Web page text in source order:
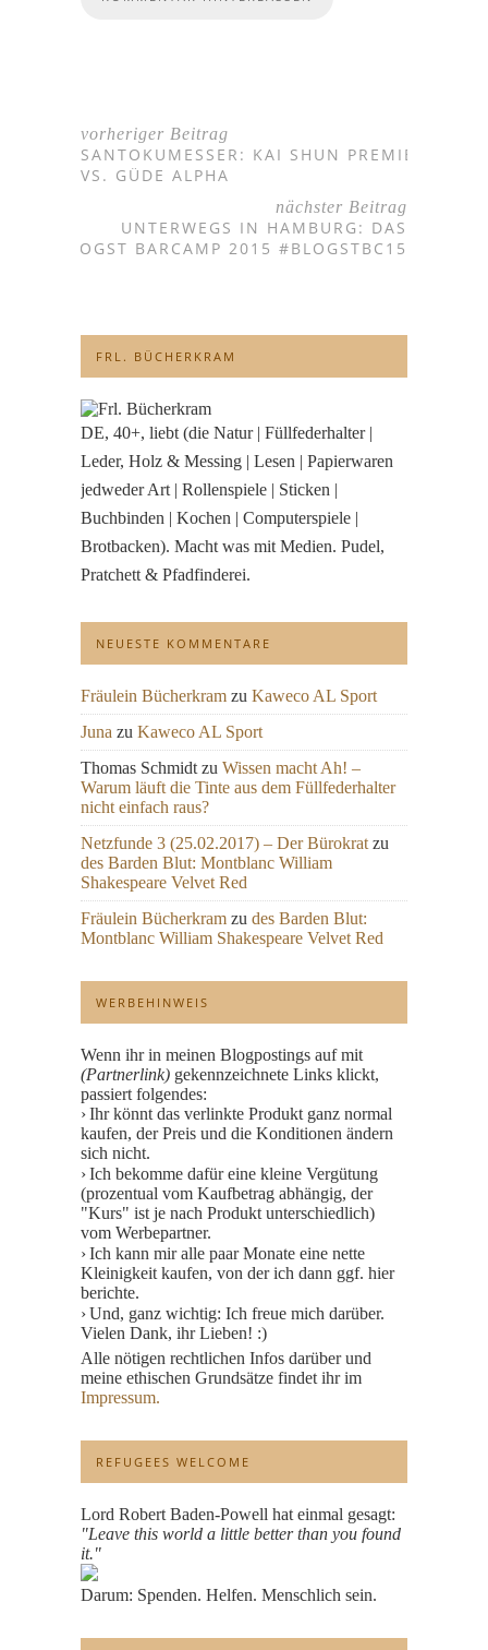
vorheriger Beitrag
SANTOKUMESSER: KAI SHUN PREMIER
VS. GÜDE ALPHA
nächster Beitrag
UNTERWEGS IN HAMBURG: DAS
BLOGST BARCAMP 2015 #BLOGSTBC15
FRL. BÜCHERKRAM
DE, 40+, liebt (die Natur | Füllfederhalter |
Leder, Holz & Messing | Lesen | Papierwaren
jedweder Art | Rollenspiele | Sticken |
Buchbinden | Kochen | Computerspiele |
Brotbacken). Macht was mit Medien. Pudel,
Pratchett & Pfadfinderei.
NEUESTE KOMMENTARE
Fräulein Bücherkram zu Kaweco AL Sport
Juna zu Kaweco AL Sport
Thomas Schmidt zu Wissen macht Ah! –
Warum läuft die Tinte aus dem Füllfederhalter
nicht einfach raus?
Netzfunde 3 (25.02.2017) – Der Bürokrat zu
des Barden Blut: Montblanc William
Shakespeare Velvet Red
Fräulein Bücherkram zu des Barden Blut:
Montblanc William Shakespeare Velvet Red
WERBEHINWEIS
Wenn ihr in meinen Blogpostings auf mit
(Partnerlink) gekennzeichnete Links klickt,
passiert folgendes:
Ihr könnt das verlinkte Produkt ganz normal
kaufen, der Preis und die Konditionen ändern
sich nicht.
Ich bekomme dafür eine kleine Vergütung
(prozentual vom Kaufbetrag abhängig, der
"Kurs" ist je nach Produkt unterschiedlich)
vom Werbepartner.
Ich kann mir alle paar Monate eine nette
Kleinigkeit kaufen, von der ich dann ggf. hier
berichte.
Und, ganz wichtig: Ich freue mich darüber.
Vielen Dank, ihr Lieben! :)
Alle nötigen rechtlichen Infos darüber und
meine ethischen Grundsätze findet ihr im
Impressum.
REFUGEES WELCOME
Lord Robert Baden-Powell hat einmal gesagt:
"Leave this world a little better than you found
it."
Darum: Spenden. Helfen. Menschlich sein.